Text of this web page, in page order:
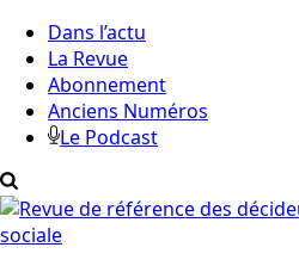
Dans l’actu
La Revue
Abonnement
Anciens Numéros
Le Podcast